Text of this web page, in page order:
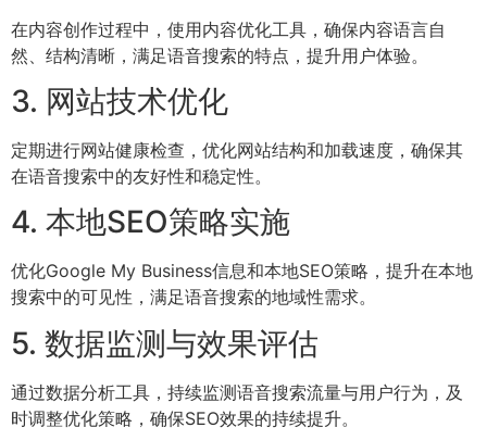
在内容创作过程中，使用内容优化工具，确保内容语言自
然、结构清晰，满足语音搜索的特点，提升用户体验。
3. 网站技术优化
定期进行网站健康检查，优化网站结构和加载速度，确保其
在语音搜索中的友好性和稳定性。
4. 本地SEO策略实施
优化Google My Business信息和本地SEO策略，提升在本地
搜索中的可见性，满足语音搜索的地域性需求。
5. 数据监测与效果评估
通过数据分析工具，持续监测语音搜索流量与用户行为，及
时调整优化策略，确保SEO效果的持续提升。